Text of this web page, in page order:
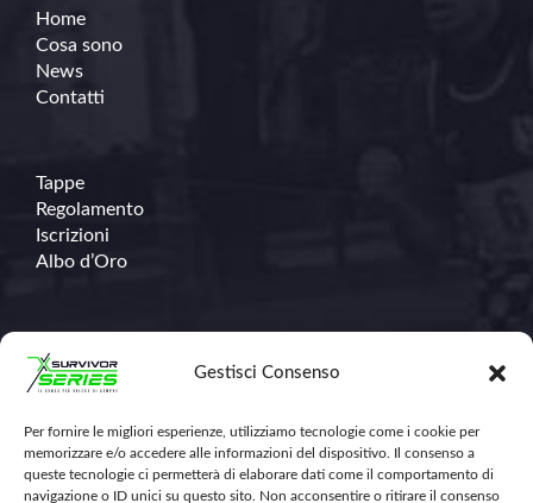
Gestisci Consenso
Per fornire le migliori esperienze, utilizziamo tecnologie come i cookie per
memorizzare e/o accedere alle informazioni del dispositivo. Il consenso a
queste tecnologie ci permetterà di elaborare dati come il comportamento di
navigazione o ID unici su questo sito. Non acconsentire o ritirare il consenso
Home
Cosa sono
News
Contatti
Tappe
Regolamento
Iscrizioni
Albo d’Oro
Contatti
348.671.1368
info@survivorseriescross.run